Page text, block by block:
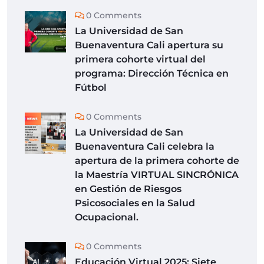
0 Comments
La Universidad de San
Buenaventura Cali apertura su
primera cohorte virtual del
programa: Dirección Técnica en
Fútbol
0 Comments
La Universidad de San
Buenaventura Cali celebra la
apertura de la primera cohorte de
la Maestría VIRTUAL SINCRÓNICA
en Gestión de Riesgos
Psicosociales en la Salud
Ocupacional.
0 Comments